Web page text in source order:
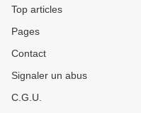
Top articles
Pages
Contact
Signaler un abus
C.G.U.